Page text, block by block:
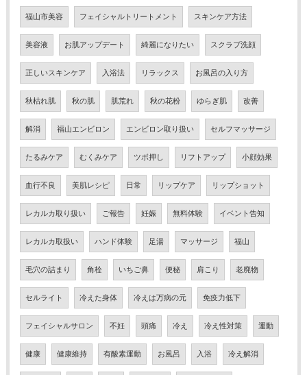
福山市美容 フェイシャルトリートメント スキンケア方法
美容液 お肌アップデート 綺麗になりたい スクラブ洗顔
正しいスキンケア 入浴法 リラックス お風呂の入り方
秋枯れ肌 秋の肌 肌荒れ 秋の花粉 ゆらぎ肌 改善
解消 福山エンビロン エンビロン取り扱い セルフマッサージ
たるみケア むくみケア ツボ押し リフトアップ 小顔効果
血行不良 美肌レシピ 日常 リップケア リップショット
レカルカ取り扱い ご報告 妊娠 無料体験 イベント告知
レカルカ取扱い ハンド体験 足湯 マッサージ 福山
毛穴の詰まり 角栓 いちご鼻 便秘 肩こり 老廃物
セルライト 冷えた身体 冷えは万病の元 免疫力低下
フェイシャルサロン 不妊 頭痛 冷え 冷え性対策 運動
健康 健康維持 有酸素運動 お風呂 入浴 冷え解消